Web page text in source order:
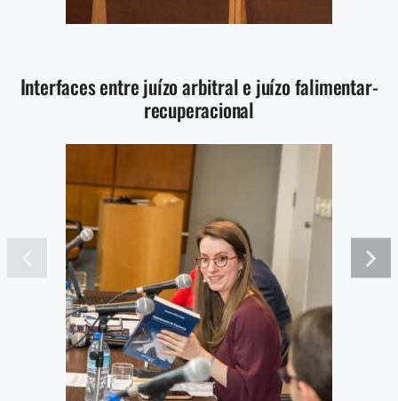
Interfaces entre juízo arbitral e juízo falimentar-
recuperacional